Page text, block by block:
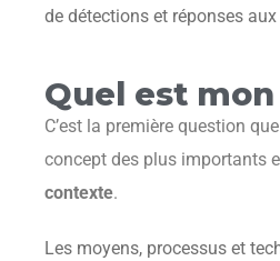
de détections et réponses
Quel est
C’est la première question
concept des plus importants
contexte.
Les moyens, processus et